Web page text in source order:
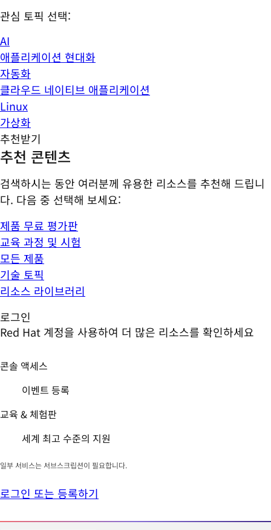
관심 토픽 선택:
AI
애플리케이션 현대화
자동화
클라우드 네이티브 애플리케이션
Linux
가상화
추천받기
추천 콘텐츠
검색하시는 동안 여러분께 유용한 리소스를 추천해 드립니
다. 다음 중 선택해 보세요:
제품 무료 평가판
교육 과정 및 시험
모든 제품
기술 토픽
리소스 라이브러리
로그인
Red Hat 계정을 사용하여 더 많은 리소스를 확인하세요
콘솔 액세스
이벤트 등록
교육 & 체험판
세계 최고 수준의 지원
일부 서비스는 서브스크립션이 필요합니다.
로그인 또는 등록하기